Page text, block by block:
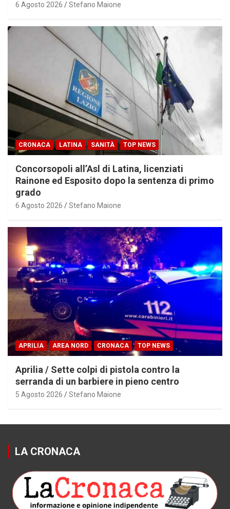
6 Agosto 2026 Stefano Maione
CRONACA LATINA SANITÀ TOP NEWS
Concorsopoli all’Asl di Latina, licenziati
Rainone ed Esposito dopo la sentenza di primo
grado
6 Agosto 2026 Stefano Maione
APRILIA AREA NORD CRONACA TOP NEWS
Aprilia / Sette colpi di pistola contro la
serranda di un barbiere in pieno centro
5 Agosto 2026 Stefano Maione
LA CRONACA